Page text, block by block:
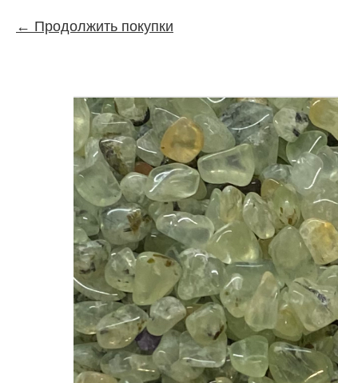
Продолжить покупки